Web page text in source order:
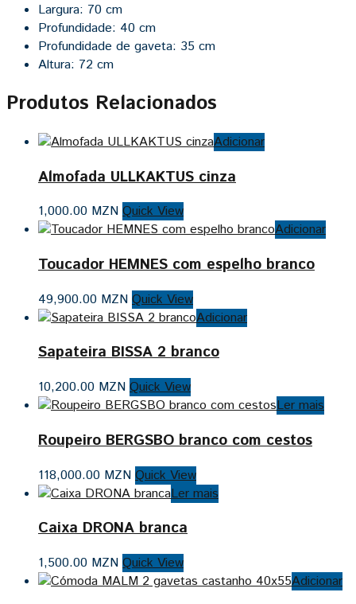
Largura: 70 cm
Profundidade: 40 cm
Profundidade de gaveta: 35 cm
Altura: 72 cm
Produtos Relacionados
Adicionar
Almofada ULLKAKTUS cinza
1,000.00 MZN Quick View
Adicionar
Toucador HEMNES com espelho branco
49,900.00 MZN Quick View
Adicionar
Sapateira BISSA 2 branco
10,200.00 MZN Quick View
Ler mais
Roupeiro BERGSBO branco com cestos
118,000.00 MZN Quick View
Ler mais
Caixa DRONA branca
1,500.00 MZN Quick View
Adicionar